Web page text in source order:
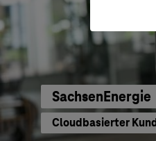
SachsenEnergie
Cloudbasierter